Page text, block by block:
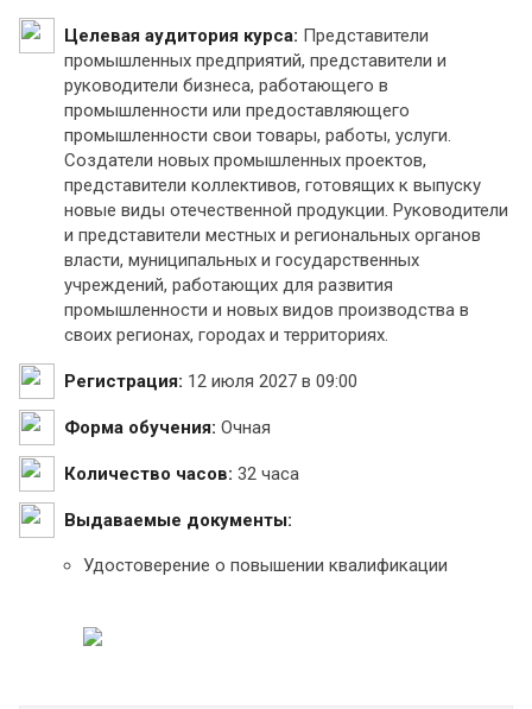
Целевая аудитория курса: Представители
промышленных предприятий, представители и
руководители бизнеса, работающего в
промышленности или предоставляющего
промышленности свои товары, работы, услуги.
Создатели новых промышленных проектов,
представители коллективов, готовящих к выпуску
новые виды отечественной продукции. Руководители
и представители местных и региональных органов
власти, муниципальных и государственных
учреждений, работающих для развития
промышленности и новых видов производства в
своих регионах, городах и территориях.
Регистрация: 12 июля 2027 в 09:00
Форма обучения: Очная
Количество часов: 32 часа
Выдаваемые документы:
Удостоверение о повышении квалификации